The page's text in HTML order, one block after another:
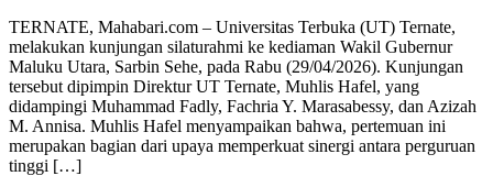
TERNATE, Mahabari.com – Universitas Terbuka (UT) Ternate,
melakukan kunjungan silaturahmi ke kediaman Wakil Gubernur
Maluku Utara, Sarbin Sehe, pada Rabu (29/04/2026). Kunjungan
tersebut dipimpin Direktur UT Ternate, Muhlis Hafel, yang
didampingi Muhammad Fadly, Fachria Y. Marasabessy, dan Azizah
M. Annisa. Muhlis Hafel menyampaikan bahwa, pertemuan ini
merupakan bagian dari upaya memperkuat sinergi antara perguruan
tinggi […]